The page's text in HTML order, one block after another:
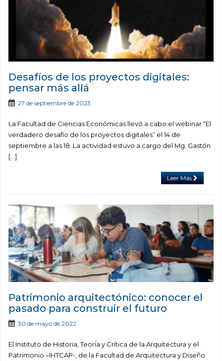
Desafíos de los proyectos digitales:
pensar más allá
27 de septiembre de 2023
La Facultad de Ciencias Económicas llevó a cabo el webinar “El
verdadero desafío de los proyectos digitales” el 14 de
septiembre a las 18. La actividad estuvo a cargo del Mg. Gastón
[…]
Leer Más
Patrimonio arquitectónico: conocer el
pasado para construir el futuro
30 de mayo de 2022
El Instituto de Historia, Teoría y Crítica de la Arquitectura y el
Patrimonio –IHTCAP-, de la Facultad de Arquitectura y Diseño